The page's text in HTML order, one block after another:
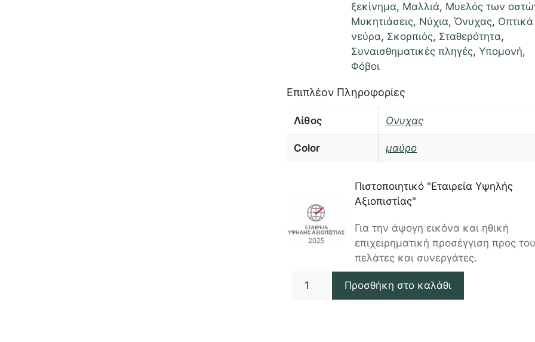
ξεκίνημα, Μαλλιά, Μυελός των
Μυκητιάσεις, Νύχια,Όνυχας, Οπτικά
νεύρα, Σκορπιός, Σταθερότητα,
Συναισθηματικές πληγές,Υπομονή,
Φόβοι
Επιπλέον Πληροφορίες
Λίθος Ονυχας
Color μαύρο
Πιστοποιητικό "Εταιρεία Υψηλής
Αξιοπιστίας"
Για την άψογη εικόνα και ηθική
επιχειρηματική προσέγγιση προς
πελάτες και συνεργάτες.
Προσθήκη στο καλάθι